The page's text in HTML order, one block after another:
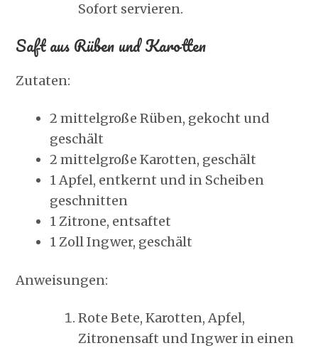
Sofort servieren.
Saft aus Rüben und Karotten
Zutaten:
2 mittelgroße Rüben, gekocht und
geschält
2 mittelgroße Karotten, geschält
1 Apfel, entkernt und in Scheiben
geschnitten
1 Zitrone, entsaftet
1 Zoll Ingwer, geschält
Anweisungen:
Rote Bete, Karotten, Apfel,
Zitronensaft und Ingwer in einen